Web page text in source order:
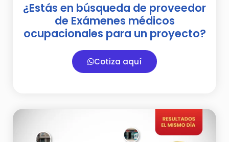
¿Estás en búsqueda de proveedor
de Exámenes médicos
ocupacionales para un proyecto?
Cotiza aquí